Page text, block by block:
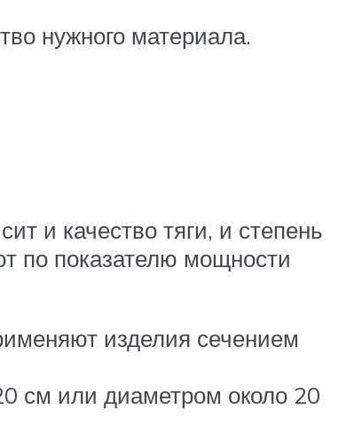
нужного материала.
и качество тяги, и степень
по показателю мощности
изделия сечением
см или диаметром около 20